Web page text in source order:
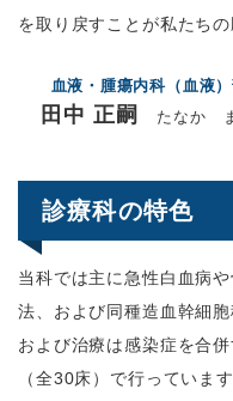
を取り戻すことが私たちの
血液・腫瘍内科（血液）
田中 正嗣 たなか
診療科の特色
当科では主に急性白血病
法、および同種造血幹細
および治療は感染症を合
（全30床）で行っていま